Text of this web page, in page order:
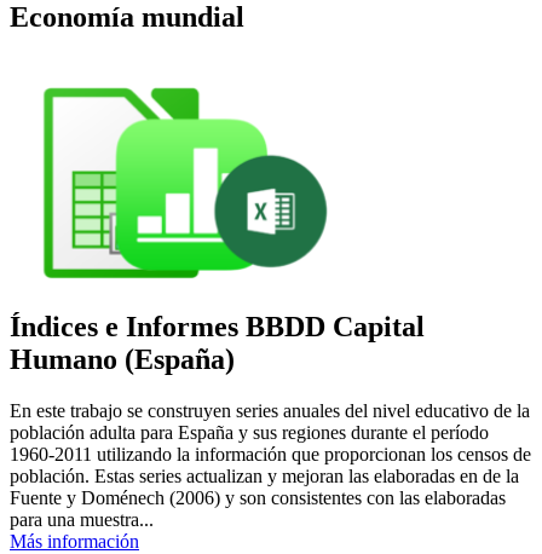
Economía mundial
Índices e Informes BBDD Capital
Humano (España)
En este trabajo se construyen series anuales del nivel educativo de la
población adulta para España y sus regiones durante el período
1960-2011 utilizando la información que proporcionan los censos de
población. Estas series actualizan y mejoran las elaboradas en de la
Fuente y Doménech (2006) y son consistentes con las elaboradas
para una muestra...
Más información